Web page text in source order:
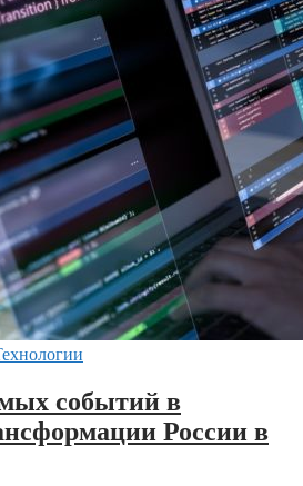
событий в
России в